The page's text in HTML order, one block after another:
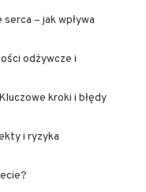
– jak wpływa
odżywcze i
kroki i błędy
i ryzyka